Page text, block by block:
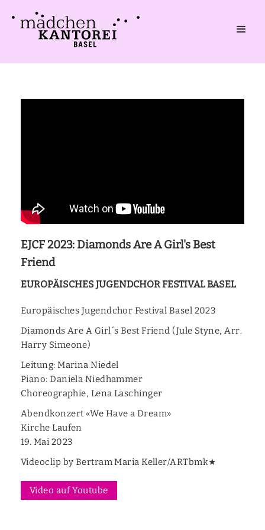
EJCF 2023: Diamonds Are A Girl's Best
Friend
EUROPÄISCHES JUGENDCHOR FESTIVAL BASEL
Europäisches Jugendchor Festival Basel 2023
Diamonds Are A Girl´s Best Friend (Jule Styne, Arr.
Harry Simeone)
Leitung: Marina Niedel
Piano: Daniela Niedhammer
Choreographie, Lena Laschinger
Abendkonzert «We Have a Dream»
Kirche Laufen
19. Mai 2023
Videoclip by Bertram Maria Keller/ARTbmk★
Video auf Youtube